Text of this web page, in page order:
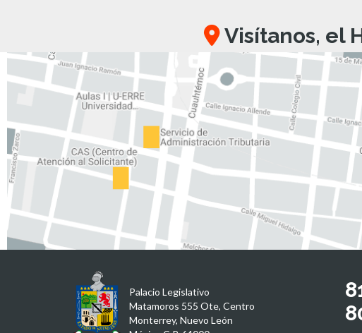
Visítanos, el
Palacio Legislativo
Matamoros 555 Ote, Centro
Monterrey, Nuevo León